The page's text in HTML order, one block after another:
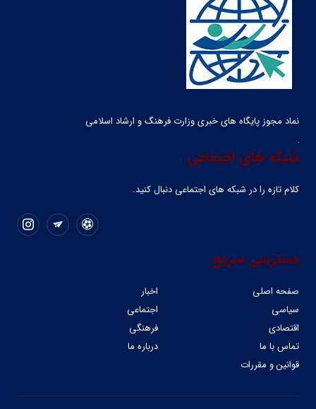
نماد مجوز پایگاه های خبری وزارت فرهنگ و ارشاد اسلامی
شبکه های اجتماعی
کلام تازه را در شبکه ‌های اجتماعی دنبال کنید.
دسترسی سریع
صفحه اصلی
اخبار
سیاسی
اجتماعی
اقتصادی
فرهنگی
تماس با ما
درباره ما
قوانین و مقررات